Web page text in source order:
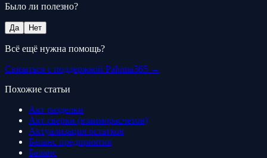
Было ли полезно?
Да Нет
Всё ещё нужна помощь?
Связаться с поддержкой Paloma365 →
Похожие статьи
Акт разделки
Акт сверки (взаиморасчетов)
Актуализация остатков
Баланс предприятия
Баланс